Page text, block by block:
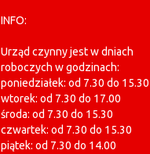
INFO:
Urząd czynny jest w dniach
roboczych w godzinach:
poniedziałek: od 7.30 do 15.30
wtorek: od 7.30 do 17.00
środa: od 7.30 do 15.30
czwartek: od 7.30 do 15.30
piątek: od 7.30 do 14.00